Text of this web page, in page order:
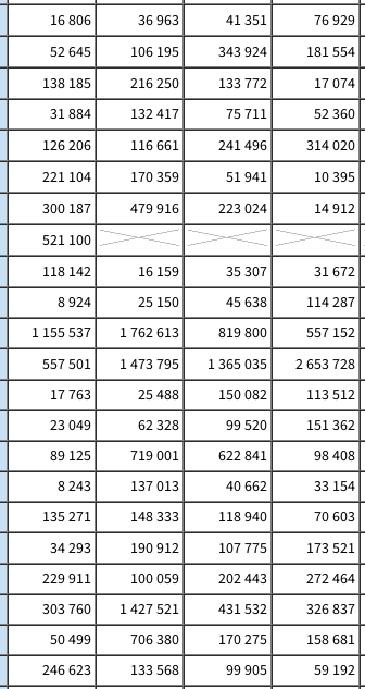
16 806 36 963 41 351 76 929
52 645 106 195 343 924 181 554
138 185 216 250 133 772 17 074
31 884 132 417 75 711 52 360
126 206 116 661 241 496 314 020
221 104 170 359 51 941 10 395
300 187 479 916 223 024 14 912
521 100
118 142 16 159 35 307 31 672
8 924 25 150 45 638 114 287
1 155 537 1 762 613 819 800 557 152
557 501 1 473 795 1 365 035 2 653 728
17 763 25 488 150 082 113 512
23 049 62 328 99 520 151 362
89 125 719 001 622 841 98 408
8 243 137 013 40 662 33 154
135 271 148 333 118 940 70 603
34 293 190 912 107 775 173 521
229 911 100 059 202 443 272 464
303 760 1 427 521 431 532 326 837
50 499 706 380 170 275 158 681
246 623 133 568 99 905 59 192